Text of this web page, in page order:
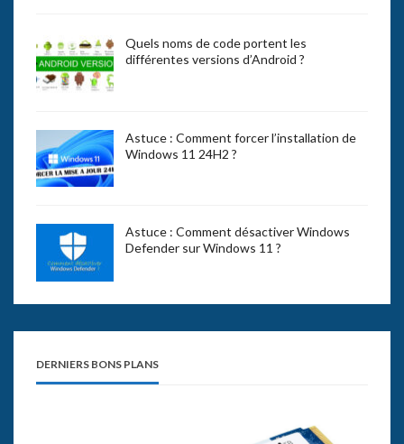
Quels noms de code portent les
différentes versions d’Android ?
Astuce : Comment forcer l’installation de
Windows 11 24H2 ?
Astuce : Comment désactiver Windows
Defender sur Windows 11 ?
DERNIERS BONS PLANS